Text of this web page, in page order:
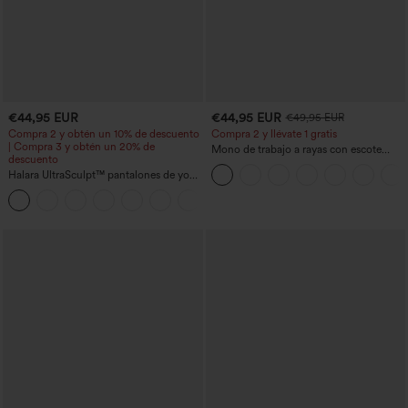
€44,95 EUR
Compra 2 y obtén un 10% de descuento
| Compra 3 y obtén un 20% de
descuento
Halara UltraSculpt™ pantalones de yoga
holgados de talle alto con control
abdominal, rayas color block y bolsillos
€44,95 EUR €49,95 EUR
Compra 2 y llévate 1 gratis
Mono de trabajo a rayas con escote
barco, sin mangas, lazo lateral, tacto
Cool Touch y bolsillos - Edición Easy
Peezy